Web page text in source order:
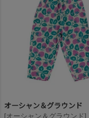
オーシャン＆グラウンド